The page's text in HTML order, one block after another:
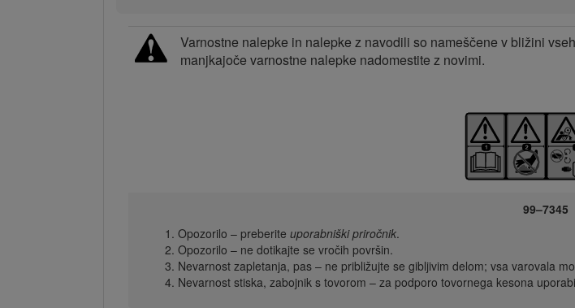
Varnostne nalepke in nalepke z navodili so nameščene v bližini
manjkajoče varnostne nalepke nadomestite z novimi.
99–7345
Opozorilo – preberite uporabniški priročnik.
Opozorilo – ne dotikajte se vročih površin.
Nevarnost zapletanja, pas – ne približujte se gibljivim delom; vsa varovala
Nevarnost stiska, zabojnik s tovorom – za podporo tovornega kesona